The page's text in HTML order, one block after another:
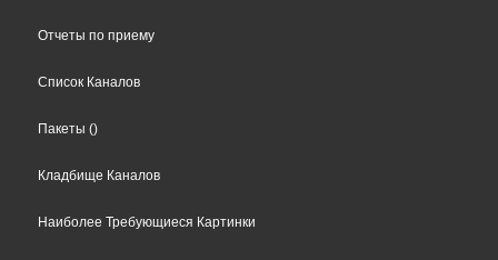
Отчеты по приему
Список Каналов
Пакеты ()
Кладбище Каналов
Наиболее Требующиеся Картинки